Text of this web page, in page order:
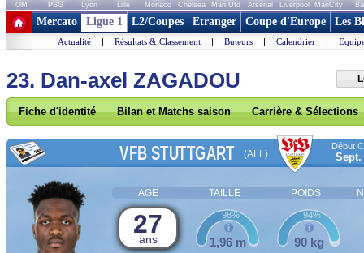
OM PSG Lyon Lille Monaco Chelsea Man Utd Arsenal Liverpool ManCity
+ de clubs
Mercato Ligue 1 L2/Coupes Etranger Coupe d'Europe Les
Actualité | Résultats & Classement | Buteurs | Calendrier |
23. Dan-axel ZAGADOU
Fiche d'identité Bilan et Matchs saison Carrière & Sélections
VFB STUTTGART (ALL)
Début
Sept.
AGE TAILLE POIDS
27
ans 1,96 m
98%
90 kg
94%